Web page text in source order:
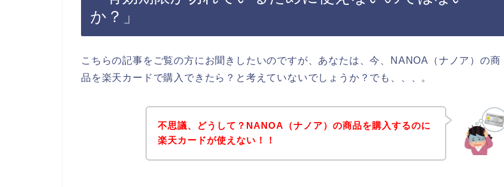
か？」
こちらの記事をご覧の方にお聞きしたいのですが、あなたは、今、NANOA（ナノア）の商
品を楽天カードで購入できたら？と考えていないでしょうか？でも、、、。
不思議、どうして？NANOA（ナノア）の商品を購入するのに
楽天カードが使えない！！